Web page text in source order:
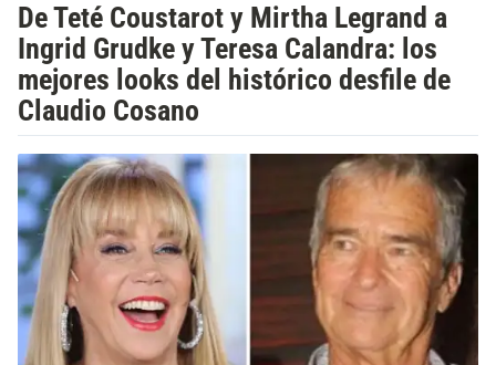
De Teté Coustarot y Mirtha Legrand a
Ingrid Grudke y Teresa Calandra: los
mejores looks del histórico desfile de
Claudio Cosano